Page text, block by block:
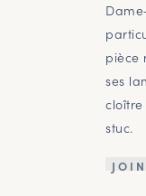
pièce
ses
stuc.